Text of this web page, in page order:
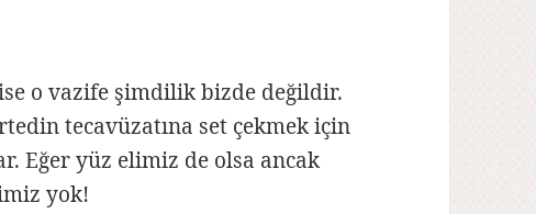
o vazife şimdilik bizde değildir.
tecavüzatına set çekmek için
Eğer yüz elimiz de olsa ancak
yok!